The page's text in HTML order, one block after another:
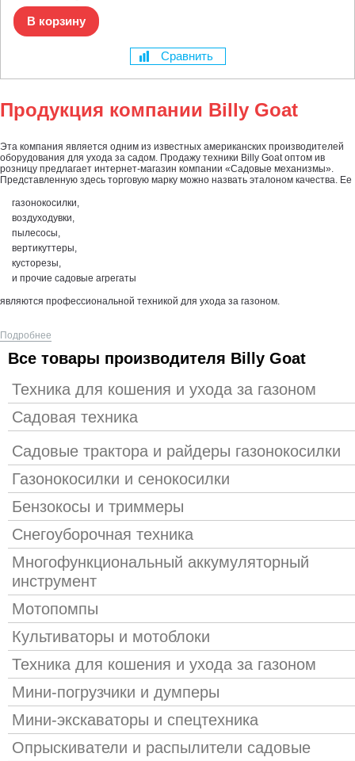
В корзину
Сравнить
Продукция компании Billy Goat
Эта компания является одним из известных американских производителей
оборудования для ухода за садом. Продажу техники Billy Goat оптом ив
розницу предлагает интернет-магазин компании «Садовые механизмы».
Представленную здесь торговую марку можно назвать эталоном качества. Ее
газонокосилки,
воздуходувки,
пылесосы,
вертикуттеры,
кусторезы,
и прочие садовые агрегаты
являются профессиональной техникой для ухода за газоном.
Подробнее
Все товары производителя Billy Goat
Техника для кошения и ухода за газоном
Садовая техника
Садовые трактора и райдеры газонокосилки
Газонокосилки и сенокосилки
Бензокосы и триммеры
Снегоуборочная техника
Многофункциональный аккумуляторный
инструмент
Мотопомпы
Культиваторы и мотоблоки
Техника для кошения и ухода за газоном
Мини-погрузчики и думперы
Мини-экскаваторы и спецтехника
Опрыскиватели и распылители садовые